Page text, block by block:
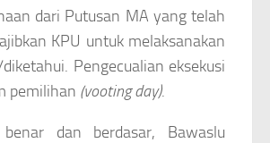
dari Putusan MA yang telah
KPU untuk melaksanakan
Pengecualian eksekusi
pemilihan (vooting day).
dan berdasar, Bawaslu